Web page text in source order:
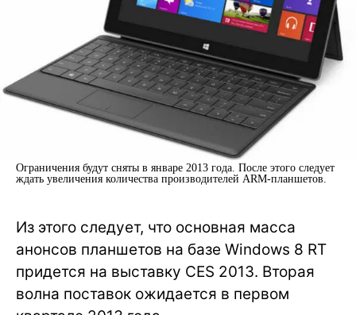
Ограничения будут сняты в январе 2013 года. После этого следует
ждать увеличения количества производителей ARM-планшетов.
Из этого следует, что основная масса
анонсов планшетов на базе Windows 8 RT
придется на выставку CES 2013. Вторая
волна поставок ожидается в первом